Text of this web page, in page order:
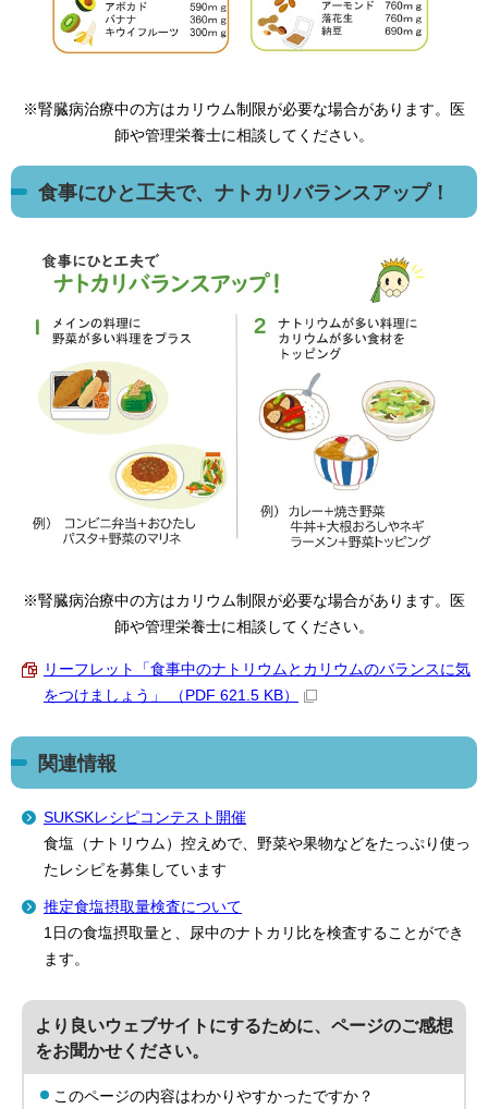
※腎臓病治療中の方はカリウム制限が必要な場合があります。医
師や管理栄養士に相談してください。
食事にひと工夫で、ナトカリバランスアップ！
※腎臓病治療中の方はカリウム制限が必要な場合があります。医
師や管理栄養士に相談してください。
リーフレット「食事中のナトリウムとカリウムのバランスに気
をつけましょう」 （PDF 621.5 KB）
関連情報
SUKSKレシピコンテスト開催
食塩（ナトリウム）控えめで、野菜や果物などをたっぷり使っ
たレシピを募集しています
推定食塩摂取量検査について
1日の食塩摂取量と、尿中のナトカリ比を検査することができ
ます。
より良いウェブサイトにするために、ページのご感想
をお聞かせください。
このページの内容はわかりやすかったですか？